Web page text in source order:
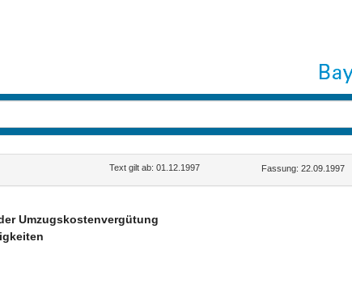
Text gilt ab: 01.12.1997 Fassung: 22.09.1997
Umzugskostenvergütung